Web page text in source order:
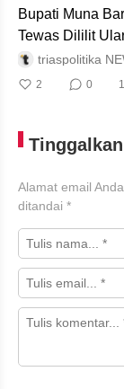
Bupati Muna
Tewas Dililit
triaspolitika
2 0
Alamat email
ditandai *